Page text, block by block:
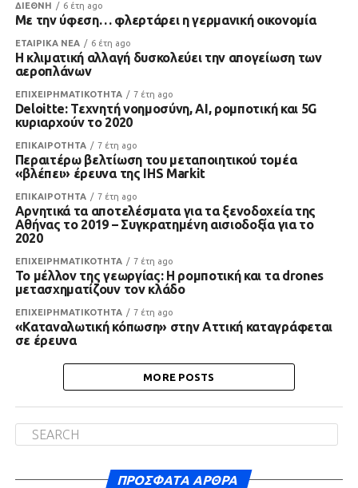
ΔΙΕΘΝΗ 6 έτη ago
Με την ύφεση… φλερτάρει η γερμανική οικονομία
ΕΤΑΙΡΙΚΑ ΝΕΑ 6 έτη ago
Η κλιματική αλλαγή δυσκολεύει την απογείωση των
αεροπλάνων
ΕΠΙΧΕΙΡΗΜΑΤΙΚΟΤΗΤΑ 7 έτη ago
Deloitte: Τεχνητή νοημοσύνη, AI, ρομποτική και 5G
κυριαρχούν το 2020
ΕΠΙΚΑΙΡΟΤΗΤΑ 7 έτη ago
Περαιτέρω βελτίωση του μεταποιητικού τομέα
«βλέπει» έρευνα της IHS Markit
ΕΠΙΚΑΙΡΟΤΗΤΑ 7 έτη ago
Αρνητικά τα αποτελέσματα για τα ξενοδοχεία της
Αθήνας το 2019 – Συγκρατημένη αισιοδοξία για το
2020
ΕΠΙΧΕΙΡΗΜΑΤΙΚΟΤΗΤΑ 7 έτη ago
Το μέλλον της γεωργίας: Η ρομποτική και τα drones
μετασχηματίζουν τον κλάδο
ΕΠΙΧΕΙΡΗΜΑΤΙΚΟΤΗΤΑ 7 έτη ago
«Καταναλωτική κόπωση» στην Αττική καταγράφεται
σε έρευνα
MORE POSTS
ΠΡΌΣΦΑΤΑ ΆΡΘΡΑ